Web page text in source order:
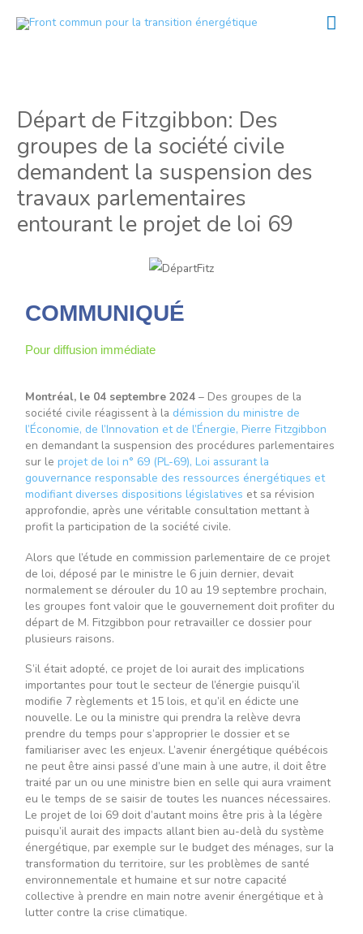
Départ de Fitzgibbon: Des
groupes de la société civile
demandent la suspension des
travaux parlementaires
entourant le projet de loi 69
COMMUNIQUÉ
Pour diffusion immédiate
Montréal, le 04 septembre 2024 – Des groupes de la
société civile réagissent à la démission du ministre de
l’Économie, de l’Innovation et de l’Énergie, Pierre Fitzgibbon
en demandant la suspension des procédures parlementaires
sur leprojet de loi n° 69 (PL-69), Loi assurant la
gouvernance responsable des ressources énergétiques et
modifiant diverses dispositions législatives et sa révision
approfondie, après une véritable consultation mettant à
profit la participation de la société civile.
Alors que l’étude en commission parlementaire de ce projet
de loi, déposé par le ministre le 6 juin dernier, devait
normalement se dérouler du 10 au 19 septembre prochain,
les groupes font valoir que le gouvernement doit profiter du
départ de M. Fitzgibbon pour retravailler ce dossier pour
plusieurs raisons.
S’il était adopté, ce projet de loi aurait des implications
importantes pour tout le secteur de l’énergie puisqu’il
modifie 7 règlements et 15 lois, et qu’il en édicte une
nouvelle. Le ou la ministre qui prendra la relève devra
prendre du temps pour s’approprier le dossier et se
familiariser avec les enjeux. L’avenir énergétique québécois
ne peut être ainsi passé d’une main à une autre, il doit être
traité par un ou une ministre bien en selle qui aura vraiment
eu le temps de se saisir de toutes les nuances nécessaires.
Le projet de loi 69 doit d’autant moins être pris à la légère
puisqu’il aurait des impacts allant bien au-delà du système
énergétique, par exemple sur le budget des ménages, sur la
transformation du territoire, sur les problèmes de santé
environnementale et humaine et sur notre capacité
collective à prendre en main notre avenir énergétique et à
lutter contre la crise climatique.